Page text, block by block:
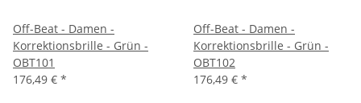
Off-Beat - Damen -
Korrektionsbrille - Grün -
OBT101
176,49 € *
Off-Beat - Damen -
Korrektionsbrille - Grün -
OBT102
176,49 € *